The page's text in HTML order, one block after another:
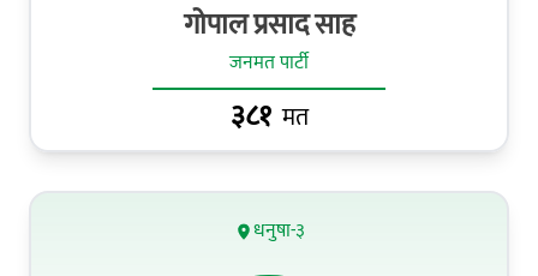
गोपाल प्रसाद साह
जनमत पार्टी
३८१ मत
धनुषा-३